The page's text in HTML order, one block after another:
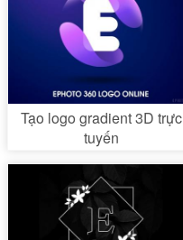
Tạo logo gradient 3D trực
tuyến